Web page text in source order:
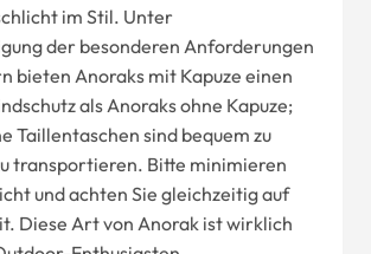
im Stil. Unter
der besonderen Anforderungen
bieten Anoraks mit Kapuze einen
als Anoraks ohne Kapuze;
Taillentaschen sind bequem zu
transportieren. Bitte minimieren
und achten Sie gleichzeitig auf
Diese Art von Anorak ist wirklich